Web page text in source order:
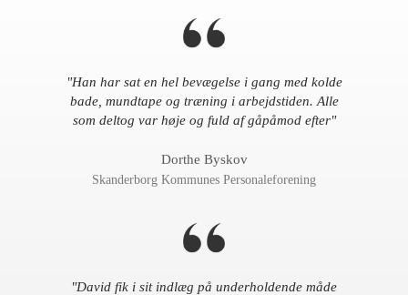
"Han har sat en hel bevægelse i gang med kolde
bade, mundtape og træning i arbejdstiden. Alle
som deltog var høje og fuld af gåpåmod efter"
Dorthe Byskov
Skanderborg Kommunes Personaleforening
"David fik i sit indlæg på underholdende måde